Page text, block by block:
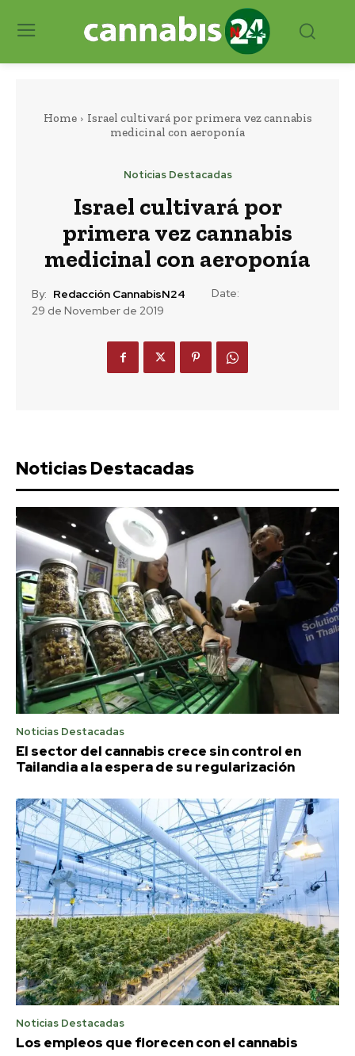
Home
Israel cultivará por primera vez cannabis
medicinal con aeroponía
Noticias Destacadas
Israel cultivará por
primera vez cannabis
medicinal con aeroponía
By: Redacción CannabisN24
Date:
29 de November de 2019
Noticias Destacadas
Noticias Destacadas
El sector del cannabis crece sin control en
Tailandia a la espera de su regularización
Noticias Destacadas
Los empleos que florecen con el cannabis